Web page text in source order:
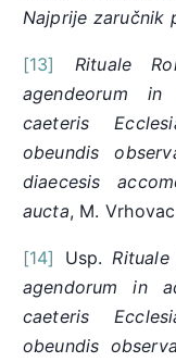
Najprije zaručnik
[13]
Rituale
agendeorum in
caeteris
obeundis
diaecesis
aucta, M.
[14] Usp.
agendorum in
caeteris
obeundis